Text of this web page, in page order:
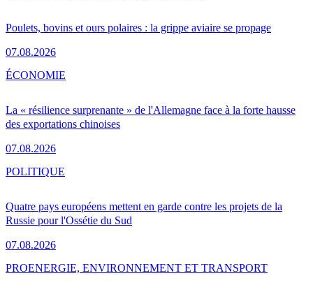
Poulets, bovins et ours polaires : la grippe aviaire se propage
07.08.2026
La « résilience surprenante » de l'Allemagne face à la forte hausse
des exportations chinoises
07.08.2026
ÉCONOMIE
Quatre pays européens mettent en garde contre les projets de la
Russie pour l'Ossétie du Sud
07.08.2026
POLITIQUE
PROENERGIE, ENVIRONNEMENT ET TRANSPORT